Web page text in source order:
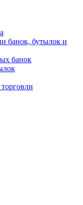
банок, бутылок и
банок